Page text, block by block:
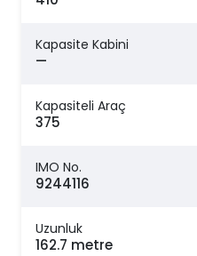
Kapasite Kabini
—
Kapasiteli Araç
375
IMO No.
9244116
Uzunluk
162.7 metre